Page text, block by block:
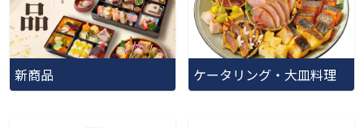
新商品 ケータリング・大皿料理